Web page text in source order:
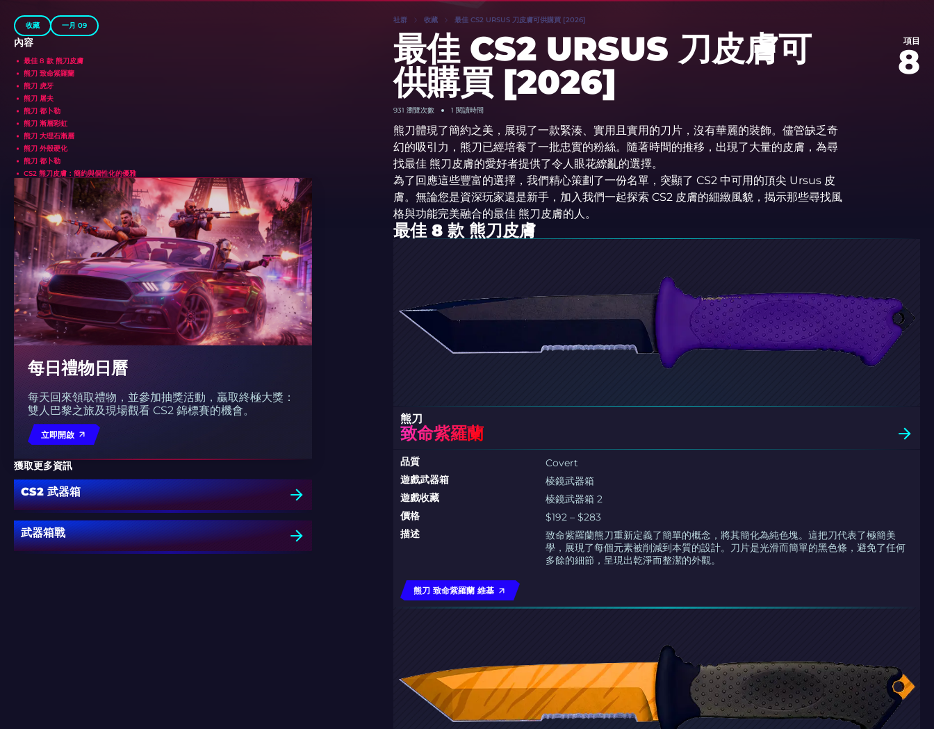
收藏 一月 09
內容
最佳 8 款 熊刀皮膚
熊刀 致命紫羅蘭
熊刀 虎牙
熊刀 屠夫
熊刀 都卜勒
熊刀 漸層彩虹
熊刀 大理石漸層
熊刀 外殼硬化
熊刀 都卜勒
CS2 熊刀皮膚：簡約與個性化的優雅
每日禮物日曆
每天回來領取禮物，並參加抽獎活動，贏取終極大獎：
雙人巴黎之旅及現場觀看 CS2 錦標賽的機會。
立即開啟
獲取更多資訊
CS2 武器箱
武器箱戰
社群 收藏 最佳 CS2 URSUS 刀皮膚可供購買 [2026]
最佳 CS2 URSUS 刀皮膚可
供購買 [2026]
項目
8
931 瀏覽次數 1 閱讀時間
熊刀體現了簡約之美，展現了一款緊湊、實用且實用的刀片，沒有華麗的裝飾。儘管缺乏奇
幻的吸引力，熊刀已經培養了一批忠實的粉絲。隨著時間的推移，出現了大量的皮膚，為尋
找最佳 熊刀皮膚的愛好者提供了令人眼花繚亂的選擇。
為了回應這些豐富的選擇，我們精心策劃了一份名單，突顯了 CS2 中可用的頂尖 Ursus 皮
膚。無論您是資深玩家還是新手，加入我們一起探索 CS2 皮膚的細緻風貌，揭示那些尋找風
格與功能完美融合的最佳 熊刀皮膚的人。
最佳 8 款 熊刀皮膚
熊刀
致命紫羅蘭
品質
Covert
遊戲武器箱
棱鏡武器箱
遊戲收藏
棱鏡武器箱 2
價格
$192 – $283
描述
致命紫羅蘭熊刀重新定義了簡單的概念，將其簡化為純色塊。這把刀代表了極簡美
學，展現了每個元素被削減到本質的設計。刀片是光滑而簡單的黑色條，避免了任何
多餘的細節，呈現出乾淨而整潔的外觀。
熊刀 致命紫羅蘭 維基